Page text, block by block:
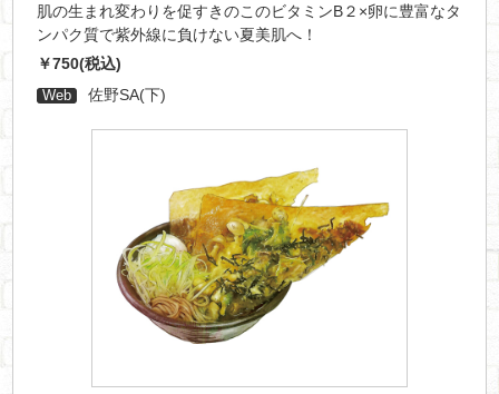
肌の生まれ変わりを促すきのこのビタミンB２×卵に豊富なタ
ンパク質で紫外線に負けない夏美肌へ！
￥750(税込)
Web 佐野SA(下)